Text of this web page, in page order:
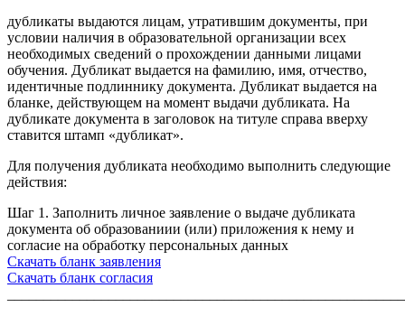
дубликаты выдаются лицам, утратившим документы, при
условии наличия в образовательной организации всех
необходимых сведений о прохождении данными лицами
обучения. Дубликат выдается на фамилию, имя, отчество,
идентичные подлиннику документа. Дубликат выдается на
бланке, действующем на момент выдачи дубликата. На
дубликате документа в заголовок на титуле справа вверху
ставится штамп «дубликат».
Для получения дубликата необходимо выполнить следующие
действия:
Шаг 1. Заполнить личное заявление о выдаче дубликата
документа об образованиии (или) приложения к нему и
согласие на обработку персональных данных
Скачать бланк заявления
Скачать бланк согласия